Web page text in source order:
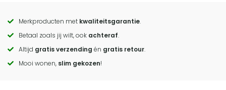
Call
to
actions
Merkproducten met kwaliteitsgarantie.
Betaal zoals jij wilt, ook achteraf.
Altijd gratis verzending én gratis retour.
Mooi wonen, slim gekozen!